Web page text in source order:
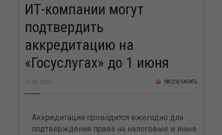
ИТ-компании могут
подтвердить
аккредитацию на
«Госуслугах» до 1 июня
14.05.2026 РАСПЕЧАТАТЬ
Аккредитация проводится ежегодно для
подтверждения права на налоговые и иные